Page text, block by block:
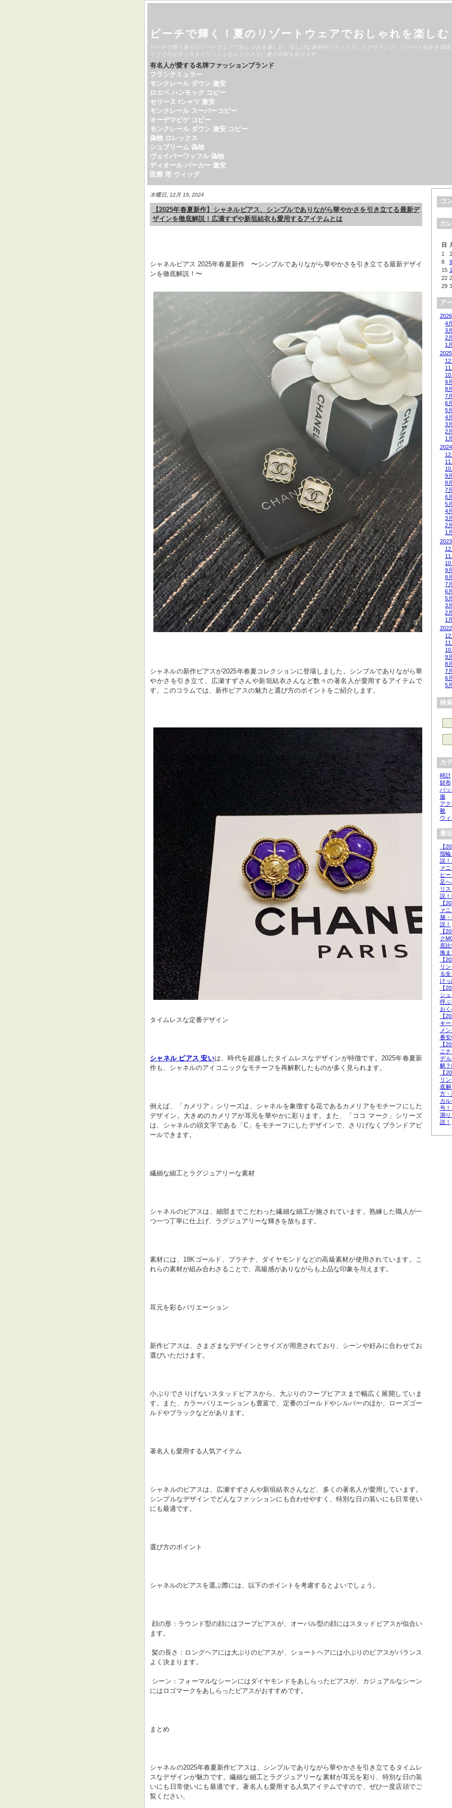
ビーチで輝く！夏のリゾートウェアでおしゃれを楽しむ
ビーチで輝く夏のリゾートウェアでおしゃれを楽しむ。涼しげな素材やリラックスしたデザインで、リゾート気分を満
イドで目を引くスタイリッシュなルックスで、夏の休暇を彩ります。
有名人が愛する名牌ファッションブランド
フランクミュラー
モンクレール ダウン 激安
ロエベ ハンモック コピー
セリーヌ tシャツ 激安
モンクレール スーパーコピー
オーデマピゲ コピー
モンクレール ダウン 激安 コピー
偽物 ロレックス
シュプリーム 偽物
ヴェイパーワッフル 偽物
ディオール パーカー 激安
医療 用 ウィッグ
木曜日, 12月 19, 2024
【2025年春夏新作】シャネルピアス、シンプルでありながら華やかさを引き立てる最新デ
ザインを徹底解説！広瀬すずや新垣結衣も愛用するアイテムとは
シャネルピアス 2025年春夏新作　〜シンプルでありながら華やかさを引き立てる最新デザイ
ンを徹底解説！〜
シャネルの新作ピアスが2025年春夏コレクションに登場しました。シンプルでありながら華
やかさを引き立て、広瀬すずさんや新垣結衣さんなど数々の著名人が愛用するアイテムで
す。このコラムでは、新作ピアスの魅力と選び方のポイントをご紹介します。
タイムレスな定番デザイン
シャネル ピアス 安いは、時代を超越したタイムレスなデザインが特徴です。2025年春夏新
作も、シャネルのアイコニックなモチーフを再解釈したものが多く見られます。
例えば、「カメリア」シリーズは、シャネルを象徴する花であるカメリアをモチーフにした
デザイン。大きめのカメリアが耳元を華やかに彩ります。また、「ココ マーク」シリーズ
は、シャネルの頭文字である「C」をモチーフにしたデザインで、さりげなくブランドアピ
ールできます。
繊細な細工とラグジュアリーな素材
シャネルのピアスは、細部までこだわった繊細な細工が施されています。熟練した職人が一
つ一つ丁寧に仕上げ、ラグジュアリーな輝きを放ちます。
素材には、18Kゴールド、プラチナ、ダイヤモンドなどの高級素材が使用されています。こ
れらの素材が組み合わさることで、高級感がありながらも上品な印象を与えます。
耳元を彩るバリエーション
新作ピアスは、さまざまなデザインとサイズが用意されており、シーンや好みに合わせてお
選びいただけます。
小ぶりでさりげないスタッドピアスから、大ぶりのフープピアスまで幅広く展開していま
す。また、カラーバリエーションも豊富で、定番のゴールドやシルバーのほか、ローズゴー
ルドやブラックなどがあります。
著名人も愛用する人気アイテム
シャネルのピアスは、広瀬すずさんや新垣結衣さんなど、多くの著名人が愛用しています。
シンプルなデザインでどんなファッションにも合わせやすく、特別な日の装いにも日常使い
にも最適です。
選び方のポイント
シャネルのピアスを選ぶ際には、以下のポイントを考慮するとよいでしょう。
ます。
髪の長さ：ロングヘアには大ぶりのピアスが、ショートヘアには小ぶりのピアスがバランス
よく決まります。
にはロゴマークをあしらったピアスがおすすめです。
まとめ
シャネルの2025年春夏新作ピアスは、シンプルでありながら華やかさを引き立てるタイムレ
スなデザインが魅力です。繊細な細工とラグジュアリーな素材が耳元を彩り、特別な日の装
いにも日常使いにも最適です。著名人も愛用する人気アイテムですので、ぜひ一度店頭でご
覧ください。
コ
カ
日
1
2
8
9
15
22
29
ア
2026
4月
3月
2月
1月
2025
12
11
10
9月
8月
7月
6月
5月
4月
3月
2月
1月
2024
12
11
10
9月
8月
7月
6月
5月
4月
3月
2月
1月
2023
12
11
10
9月
8月
7月
6月
5月
3月
2月
1月
2022
12
11
10
9月
8月
7月
6月
5月
検
カ
時計
財布
バッ
服
ア
靴
ウ
最
【
指
説
ァ
ヒ
足
リ
説！
【
ァ
舗
説！
【
ク
底
換ま
【
リ
る
けっ
【
シ
呼
お
【
キ
メ
番安
【
ニ
デ
解？
【
リ
底
方・
カ
号
測
説！